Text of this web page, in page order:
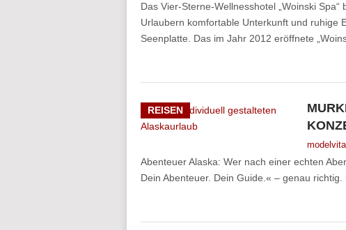
Das Vier-Sterne-Wellnesshotel „Woinski
Urlaubern komfortable Unterkunft und ruhige
Seenplatte. Das im Jahr 2012 eröffnete
REISEN
Abenteuer Alaska: Wer nach einer echten
Dein Abenteuer. Dein Guide.« – genau